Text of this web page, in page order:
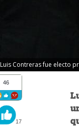
Luis Contreras fue electo
46
17